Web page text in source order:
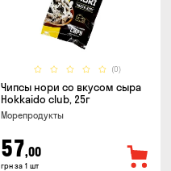
(0)
Чипсы нори со вкусом сыра
Hokkaido club, 25г
Морепродукты
57,00
грн за 1 шт